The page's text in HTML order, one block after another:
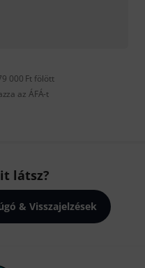
000 Ft fölött
az ÁFÁ-t
látsz?
& Visszajelzések